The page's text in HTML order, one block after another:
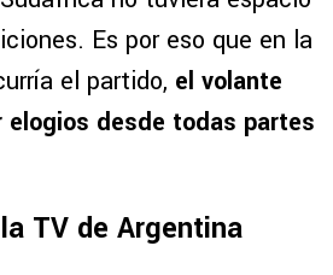
Es por eso que en la
el partido, el volante
elogios desde todas partes
TV de Argentina